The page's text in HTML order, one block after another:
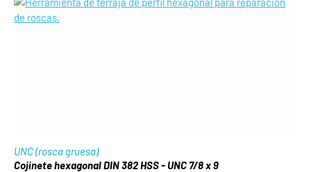
UNC (rosca gruesa)
Cojinete hexagonal DIN 382 HSS - UNC 7/8 x 9